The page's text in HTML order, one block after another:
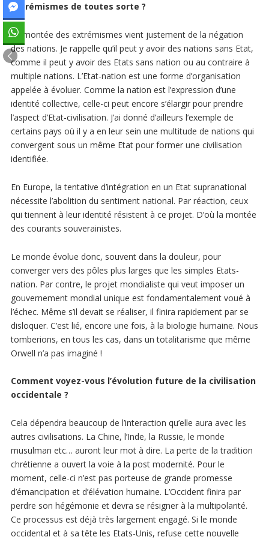
extrémismes de toutes sorte ?
La montée des extrémismes vient justement de la négation
des nations. Je rappelle qu’il peut y avoir des nations sans Etat,
comme il peut y avoir des Etats sans nation ou au contraire à
multiple nations. L’Etat-nation est une forme d’organisation
appelée à évoluer. Comme la nation est l’expression d’une
identité collective, celle-ci peut encore s’élargir pour prendre
l’aspect d’Etat-civilisation. J’ai donné d’ailleurs l’exemple de
certains pays où il y a en leur sein une multitude de nations qui
convergent sous un même Etat pour former une civilisation
identifiée.
En Europe, la tentative d’intégration en un Etat supranational
nécessite l’abolition du sentiment national. Par réaction, ceux
qui tiennent à leur identité résistent à ce projet. D’où la montée
des courants souverainistes.
Le monde évolue donc, souvent dans la douleur, pour
converger vers des pôles plus larges que les simples Etats-
nation. Par contre, le projet mondialiste qui veut imposer un
gouvernement mondial unique est fondamentalement voué à
l’échec. Même s’il devait se réaliser, il finira rapidement par se
disloquer. C’est lié, encore une fois, à la biologie humaine. Nous
tomberions, en tous les cas, dans un totalitarisme que même
Orwell n’a pas imaginé !
Comment voyez-vous l’évolution future de la civilisation
occidentale ?
Cela dépendra beaucoup de l’interaction qu’elle aura avec les
autres civilisations. La Chine, l’Inde, la Russie, le monde
musulman etc… auront leur mot à dire. La perte de la tradition
chrétienne a ouvert la voie à la post modernité. Pour le
moment, celle-ci n’est pas porteuse de grande promesse
d’émancipation et d’élévation humaine. L’Occident finira par
perdre son hégémonie et devra se résigner à la multipolarité.
Ce processus est déjà très largement engagé. Si le monde
occidental et à sa tête les Etats-Unis, refuse cette nouvelle